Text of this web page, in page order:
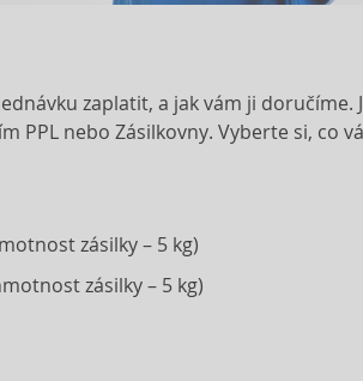
zaplatit, a jak vám ji doručíme.
nebo Zásilkovny. Vyberte si, co
zásilky – 5 kg)
zásilky – 5 kg)